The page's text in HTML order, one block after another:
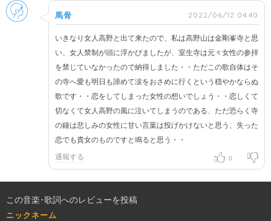
男性
馬骨 2022/06/12 04:40
いきなり女人高野と出て来たので、私は高野山は金剛峯寺と思
い、女人禁制が頭に浮かびましたが、室生寺は元々女性の参拝
を禁じていなかったので納得しました・・ただこの歌自体はそ
の寺へ愛も明日も諦めて涙をおさめに行くという穏やかならぬ
歌です・・恋をしてしまった女性の想いでしょう・・恋しくて
切なくて女人高野の風に泣いてしまうのである、ただ恐らく寺
の鐘は悲しみの女性に甘い言葉は投げかけないと思う、失った
恋でも貴女のものですと鳴ると思う・・
通報する 0
この音楽･歌詞へのレビューを投稿
ニックネーム